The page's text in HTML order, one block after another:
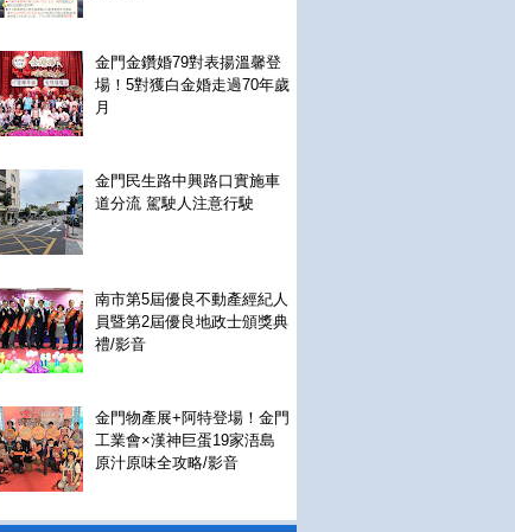
金門金鑽婚79對表揚溫馨登
場！5對獲白金婚走過70年歲
月
金門民生路中興路口實施車
道分流 駕駛人注意行駛
南市第5屆優良不動產經紀人
員暨第2屆優良地政士頒獎典
禮/影音
金門物產展+阿特登場！金門
工業會×漢神巨蛋19家浯島
原汁原味全攻略/影音